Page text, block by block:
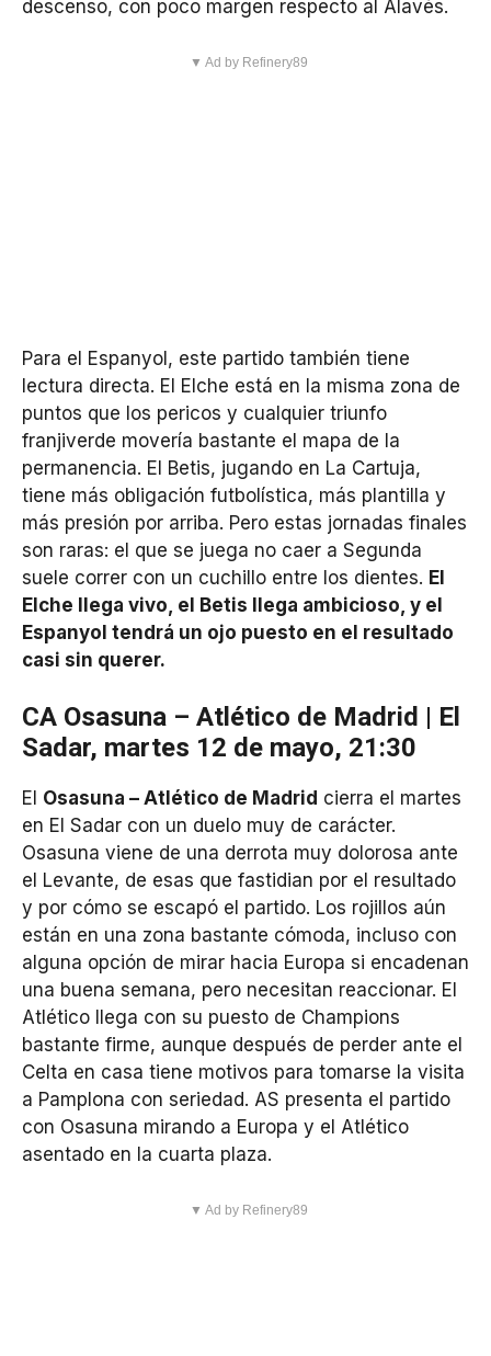
descenso, con poco margen respecto al Alavés.
▼ Ad by Refinery89
Para el Espanyol, este partido también tiene
lectura directa. El Elche está en la misma zona de
puntos que los pericos y cualquier triunfo
franjiverde movería bastante el mapa de la
permanencia. El Betis, jugando en La Cartuja,
tiene más obligación futbolística, más plantilla y
más presión por arriba. Pero estas jornadas finales
son raras: el que se juega no caer a Segunda
suele correr con un cuchillo entre los dientes. El
Elche llega vivo, el Betis llega ambicioso, y el
Espanyol tendrá un ojo puesto en el resultado
casi sin querer.
CA Osasuna – Atlético de Madrid | El
Sadar, martes 12 de mayo, 21:30
El Osasuna – Atlético de Madrid cierra el martes
en El Sadar con un duelo muy de carácter.
Osasuna viene de una derrota muy dolorosa ante
el Levante, de esas que fastidian por el resultado
y por cómo se escapó el partido. Los rojillos aún
están en una zona bastante cómoda, incluso con
alguna opción de mirar hacia Europa si encadenan
una buena semana, pero necesitan reaccionar. El
Atlético llega con su puesto de Champions
bastante firme, aunque después de perder ante el
Celta en casa tiene motivos para tomarse la visita
a Pamplona con seriedad. AS presenta el partido
con Osasuna mirando a Europa y el Atlético
asentado en la cuarta plaza.
▼ Ad by Refinery89